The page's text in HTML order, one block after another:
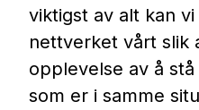
viktigst av alt kan
nettverket vårt slik
opplevelse av å
som er i samme